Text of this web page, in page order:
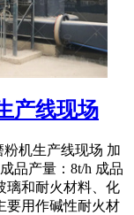
产线现场
机生产线现场 加
品产量：8t/h 成品
璃和耐火材料、化
要用作碱性耐火材